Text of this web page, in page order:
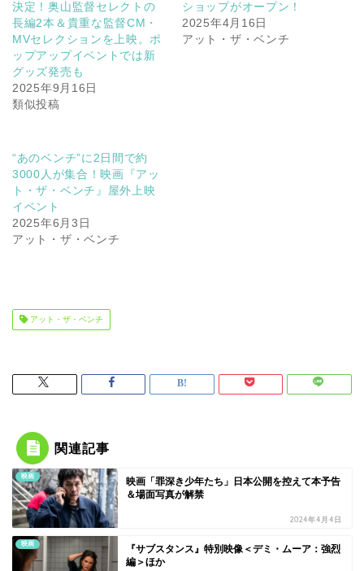
決定！奥山監督セレクトの
長編2本＆貴重な監督CM・
MVセレクションを上映。ポ
ップアップイベントでは新
グッズ発売も
2025年9月16日
類似投稿
ショップがオープン！
2025年4月16日
アット・ザ・ベンチ
“あのベンチ”に2日間で約
3000人が集合！映画『アッ
ト・ザ・ベンチ』屋外上映
イベント
2025年6月3日
アット・ザ・ベンチ
アット・ザ・ベンチ
関連記事
映画
映画「罪深き少年たち」日本公開を控えて本予告
＆場面写真が解禁
2024年4月4日
映画
『サブスタンス』特別映像＜デミ・ムーア：強烈
編＞ほか